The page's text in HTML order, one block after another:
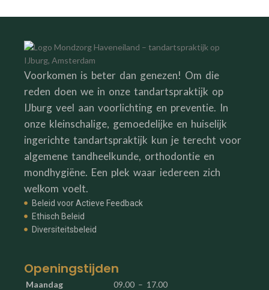
Voorkomen is beter dan genezen! Om die
reden doen we in onze tandartspraktijk op
IJburg veel aan voorlichting en preventie. In
onze kleinschalige, gemoedelijke en huiselijk
ingerichte tandartspraktijk kun je terecht voor
algemene tandheelkunde, orthodontie en
mondhygiëne. Een plek waar iedereen zich
welkom voelt.
Beleid voor Actieve Feedback
Ethisch Beleid
Diversiteitsbeleid
Openingstijden
Maandag 09.00 – 17.00